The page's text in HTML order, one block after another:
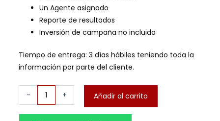
Un Agente asignado
Reporte de resultados
Inversión de campaña no incluida
Tiempo de entrega: 3 días hábiles teniendo toda la
información por parte del cliente.
- + Añadir al carrito